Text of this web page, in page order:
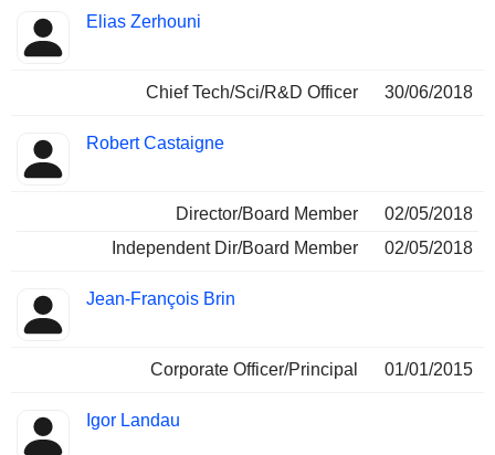
Elias Zerhouni
Chief Tech/Sci/R&D Officer 30/06/2018
Robert Castaigne
Director/Board Member
02/05/2018
Independent Dir/Board Member
02/05/2018
Jean-François Brin
Corporate Officer/Principal 01/01/2015
Igor Landau